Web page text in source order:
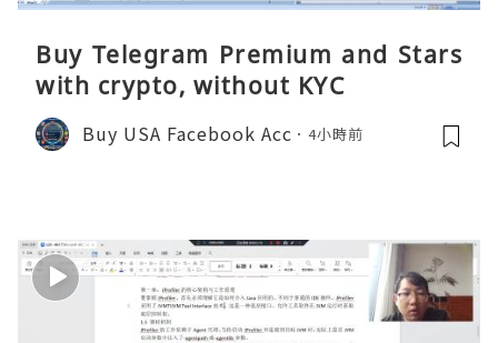
Buy Telegram Premium and Stars
with crypto, without KYC
Buy USA Facebook Acc 4小時前